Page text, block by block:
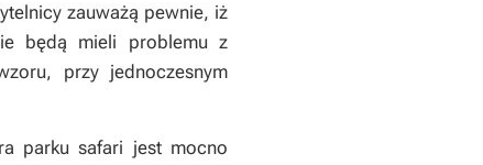
zauważą pewnie, iż
będą mieli problemu z
przy jednoczesnym
parku safari jest mocno